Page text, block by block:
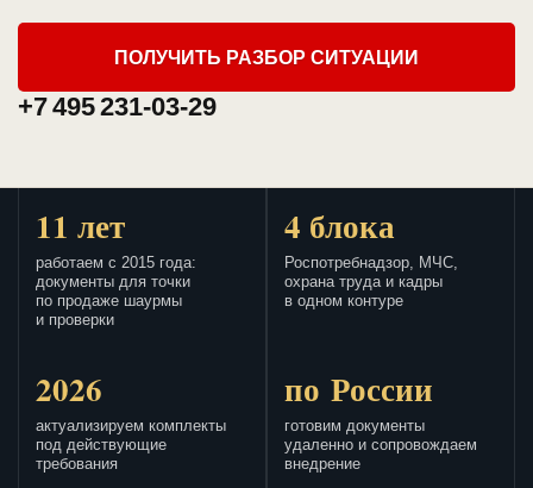
ПОЛУЧИТЬ РАЗБОР СИТУАЦИИ
+7 495 231-03-29
11 лет
работаем с 2015 года:
документы для точки
по продаже шаурмы
и проверки
4 блока
Роспотребнадзор, МЧС,
охрана труда и кадры
в одном контуре
2026
актуализируем комплекты
под действующие
требования
по России
готовим документы
удаленно и сопровождаем
внедрение